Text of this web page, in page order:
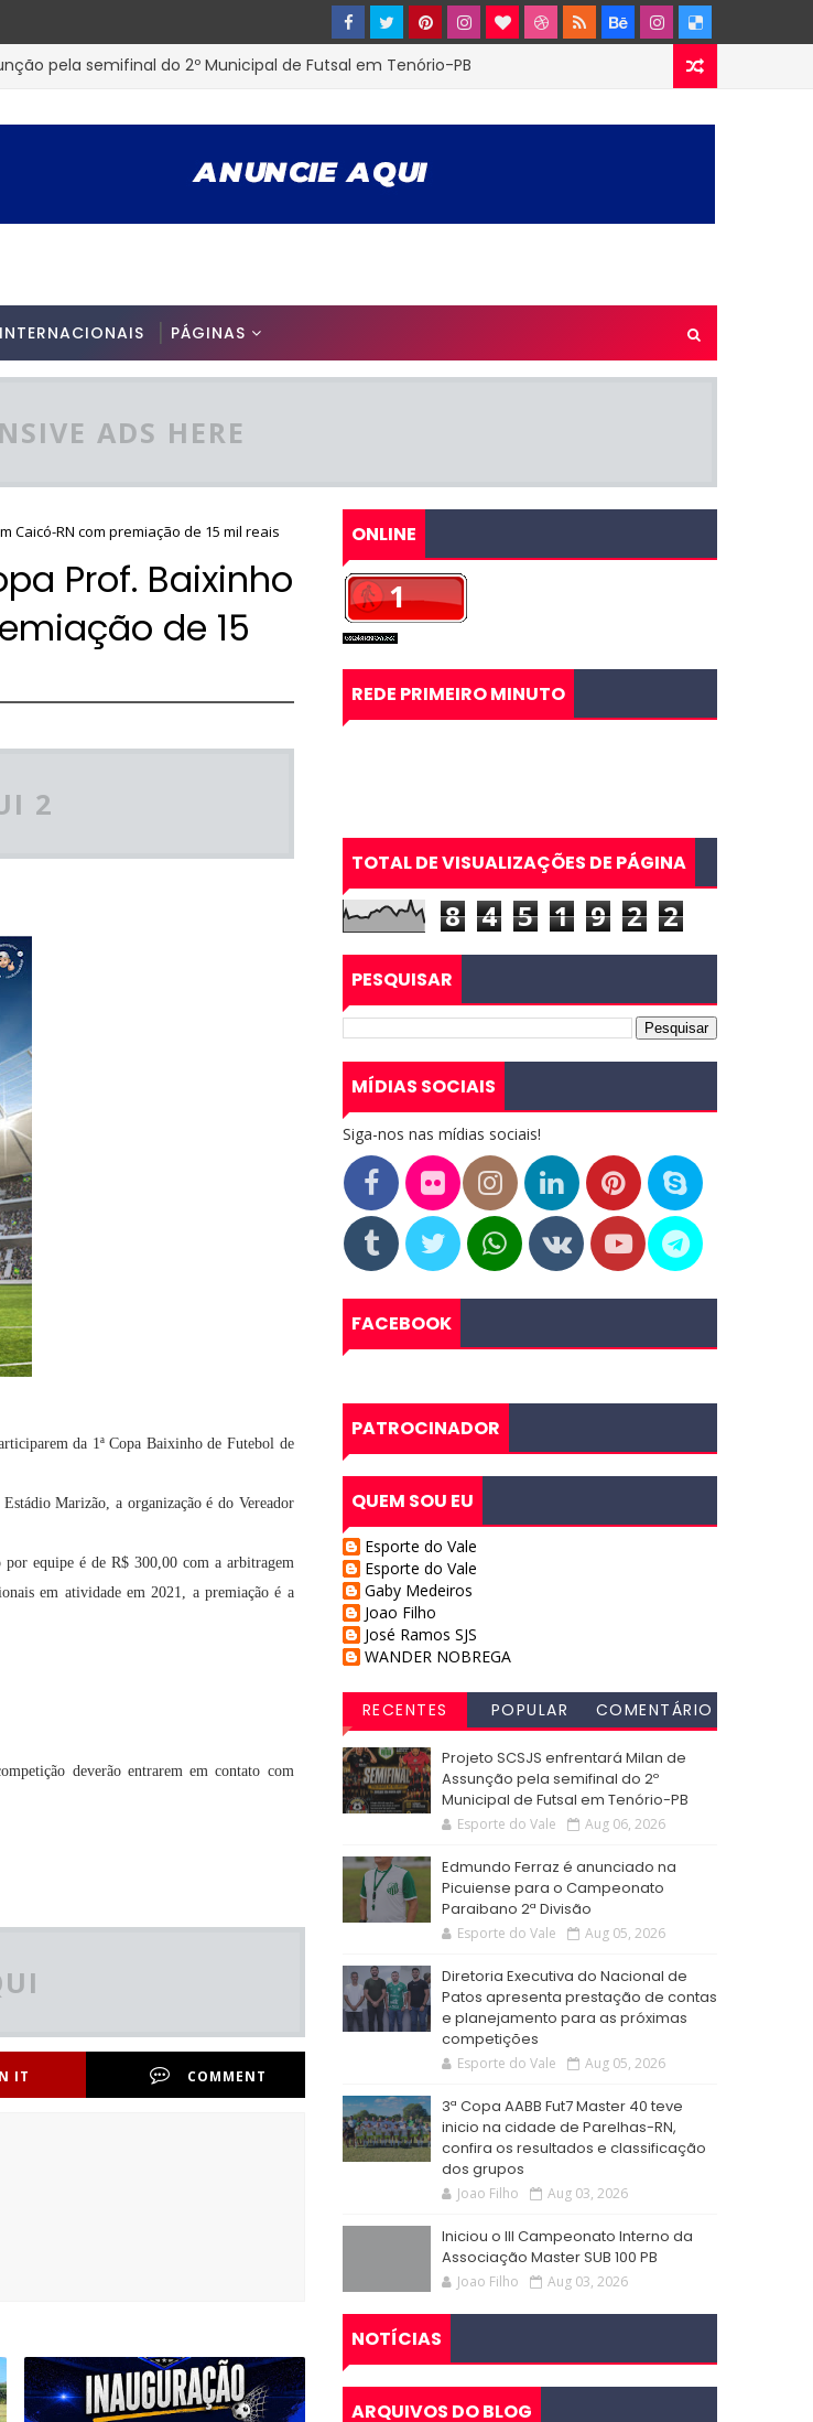
pela semifinal do 2º Municipal de Futsal em Tenório-PB
na cidade de Parelhas-RN, confira os resultados e classificação dos grupos
INTERNACIONAIS PÁGINAS
ADS HERE
Caicó-RN com premiação de 15 mil reais
Prof. Baixinho
de 15
2
da 1ª Copa Baixinho de Futebol de
Marizão, a organização é do Vereador
equipe é de R$ 300,00 com a arbitragem
em atividade em 2021, a premiação é a
deverão entrarem em contato com
IT COMMENT
ONLINE
REDE PRIMEIRO MINUTO
TOTAL DE VISUALIZAÇÕES DE PÁGINA
8 4 5 1 9 2 2
PESQUISAR
MÍDIAS SOCIAIS
Siga-nos nas mídias sociais!
FACEBOOK
PATROCINADOR
QUEM SOU EU
Esporte do Vale
Esporte do Vale
Gaby Medeiros
Joao Filho
José Ramos SJS
WANDER NOBREGA
RECENTES POPULAR
COMENTÁRIO
Projeto SCSJS enfrentará Milan de
Assunção pela semifinal do 2º
Municipal de Futsal em Tenório-PB
Esporte do Vale Aug 06, 2026
Edmundo Ferraz é anunciado na
Picuiense para o Campeonato
Paraibano 2ª Divisão
Esporte do Vale Aug 05, 2026
Diretoria Executiva do Nacional de
Patos apresenta prestação de contas
e planejamento para as próximas
competições
Esporte do Vale Aug 05, 2026
3ª Copa AABB Fut7 Master 40 teve
inicio na cidade de Parelhas-RN,
confira os resultados e classificação
dos grupos
Joao Filho Aug 03, 2026
Iniciou o III Campeonato Interno da
Associação Master SUB 100 PB
Joao Filho Aug 03, 2026
NOTÍCIAS
ARQUIVOS DO BLOG